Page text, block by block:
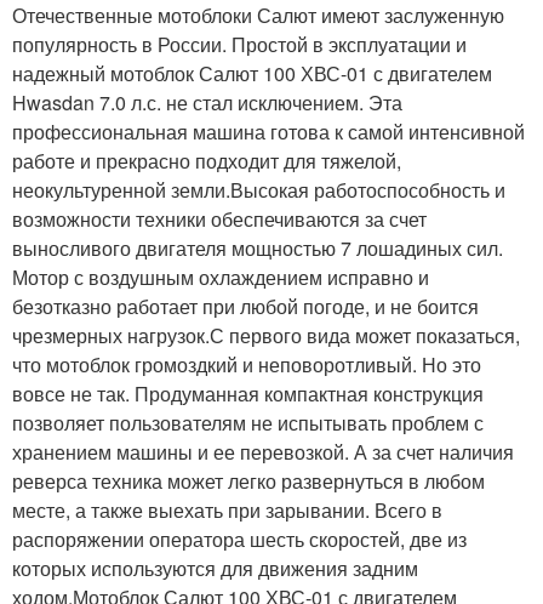
Отечественные мотоблоки Салют имеют заслуженную
популярность в России. Простой в эксплуатации и
надежный мотоблок Салют 100 ХВС-01 с двигателем
Hwasdan 7.0 л.с. не стал исключением. Эта
профессиональная машина готова к самой интенсивной
работе и прекрасно подходит для тяжелой,
неокультуренной земли.Высокая работоспособность и
возможности техники обеспечиваются за счет
выносливого двигателя мощностью 7 лошадиных сил.
Мотор с воздушным охлаждением исправно и
безотказно работает при любой погоде, и не боится
чрезмерных нагрузок.С первого вида может показаться,
что мотоблок громоздкий и неповоротливый. Но это
вовсе не так. Продуманная компактная конструкция
позволяет пользователям не испытывать проблем с
хранением машины и ее перевозкой. А за счет наличия
реверса техника может легко развернуться в любом
месте, а также выехать при зарывании. Всего в
распоряжении оператора шесть скоростей, две из
которых используются для движения задним
ходом.Мотоблок Салют 100 ХВС-01 с двигателем